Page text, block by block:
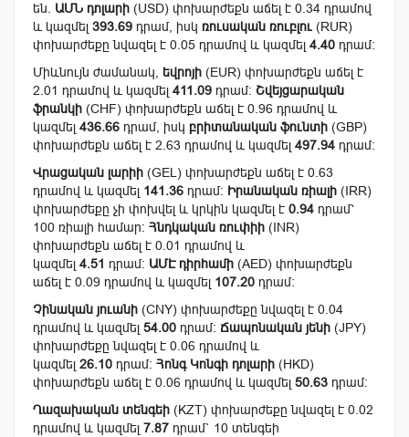
են. ԱՄՆ դոլարի (USD) փոխարժեքն աճել է 0.34 դրամով
և կազմել 393.69 դրամ, իսկ ռուսական ռուբլու (RUR)
փոխարժեքը նվազել է 0.05 դրամով և կազմել 4.40 դրամ:
Միևնույն ժամանակ, եվրոյի (EUR) փոխարժեքն աճել է
2.01 դրամով և կազմել 411.09 դրամ: Շվեյցարական
ֆրանկի (CHF) փոխարժեքն աճել է 0.96 դրամով և
կազմել 436.66 դրամ, իսկ բրիտանական ֆունտի (GBP)
փոխարժեքն աճել է 2.63 դրամով և կազմել 497.94 դրամ:
Վրացական լարիի (GEL) փոխարժեքն աճել է 0.63
դրամով և կազմել 141.36 դրամ: Իրանական ռիալի (IRR)
փոխարժեքը չի փոխվել և կրկին կազմել է 0.94 դրամ՝
100 ռիալի համար: Հնդկական ռուփիի (INR)
փոխարժեքն աճել է 0.01 դրամով և
կազմել 4.51 դրամ: ԱՄԷ դիրհամի (AED) փոխարժեքն
աճել է 0.09 դրամով և կազմել 107.20 դրամ:
Չինական յուանի (CNY) փոխարժեքը նվազել է 0.04
դրամով և կազմել 54.00 դրամ: Ճապոնական յենի (JPY)
փոխարժեքը նվազել է 0.06 դրամով և
կազմել 26.10 դրամ: Հոնգ Կոնգի դոլարի (HKD)
փոխարժեքն աճել է 0.06 դրամով և կազմել 50.63 դրամ:
Ղազախական տենգեի (KZT) փոխարժեքը նվազել է 0.02
դրամով և կազմել 7.87 դրամ` 10 տենգեի